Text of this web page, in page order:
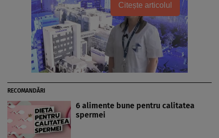
Citește articolul
RECOMANDĂRI
6 alimente bune pentru calitatea
spermei